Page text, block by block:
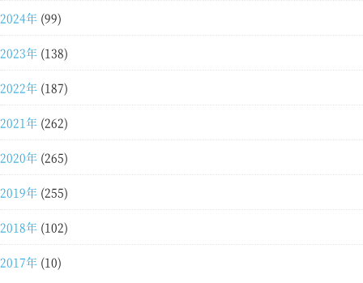
2024年 (99)
2023年 (138)
2022年 (187)
2021年 (262)
2020年 (265)
2019年 (255)
2018年 (102)
2017年 (10)